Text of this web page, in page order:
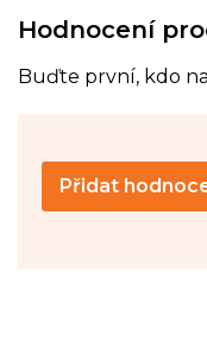
Hodnocení
Buďte první, kdo
Přidat